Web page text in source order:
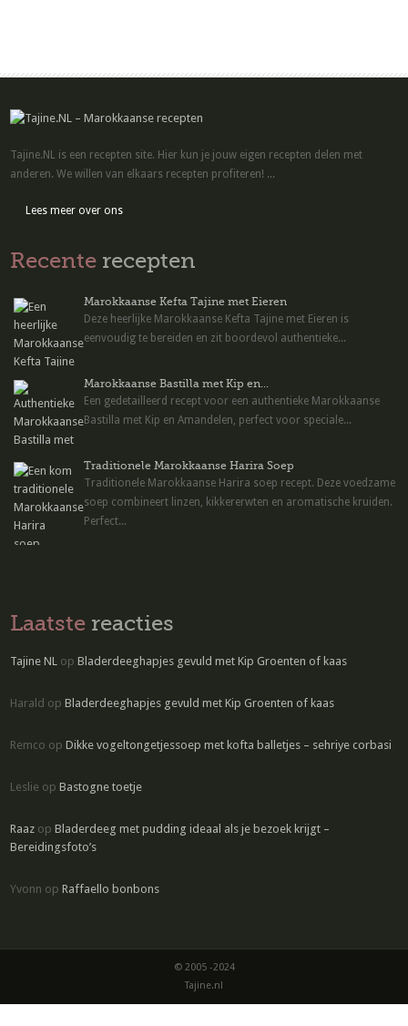
Tajine.NL is een recepten site. Hier kun je jouw eigen recepten delen met
anderen. We willen van elkaars recepten profiteren! ...
Lees meer over ons
Recente recepten
Marokkaanse Kefta Tajine met Eieren
Deze heerlijke Marokkaanse Kefta Tajine met Eieren is
eenvoudig te bereiden en zit boordevol authentieke...
Marokkaanse Bastilla met Kip en...
Een gedetailleerd recept voor een authentieke Marokkaanse
Bastilla met Kip en Amandelen, perfect voor speciale...
Traditionele Marokkaanse Harira Soep
Traditionele Marokkaanse Harira soep recept. Deze voedzame
soep combineert linzen, kikkererwten en aromatische kruiden.
Perfect...
Laatste reacties
Tajine NL opBladerdeeghapjes gevuld met Kip Groenten of kaas
Harald opBladerdeeghapjes gevuld met Kip Groenten of kaas
Remco opDikke vogeltongetjessoep met kofta balletjes – sehriye corbasi
Leslie opBastogne toetje
Raaz opBladerdeeg met pudding ideaal als je bezoek krijgt –
Bereidingsfoto’s
Yvonn opRaffaello bonbons
© 2005 -2024
Tajine.nl